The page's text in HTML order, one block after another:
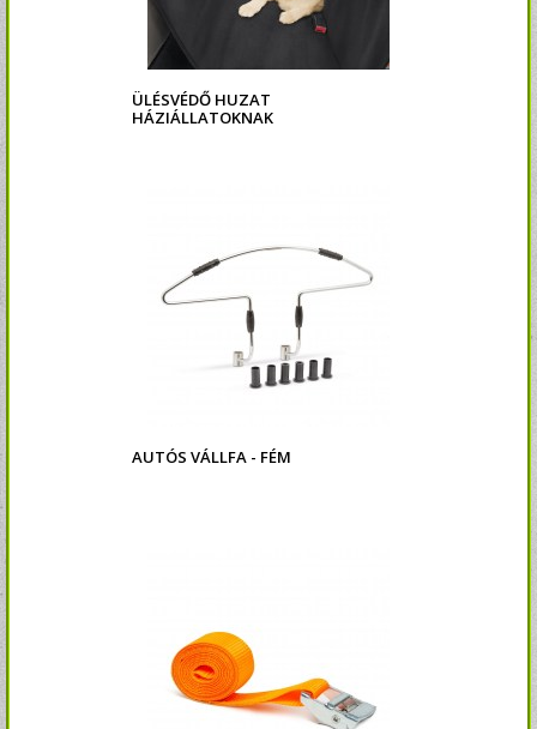
ÜLÉSVÉDŐ HUZAT
HÁZIÁLLATOKNAK
AUTÓS VÁLLFA - FÉM